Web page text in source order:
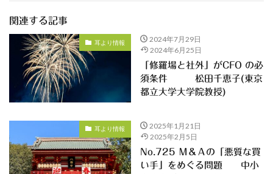
関連する記事
耳より情報
2024年7月29日
2024年6月25日
「修羅場と社外」がCFO の必
須条件 松田千恵子(東京
都立大学大学院教授)
耳より情報
2025年1月21日
2025年2月5日
No.725 Ｍ＆Ａの「悪質な買
い手」をめぐる問題 中小